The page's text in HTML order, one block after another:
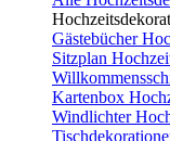
Gästebücher
Sitzplan
Kartenbox
Windlichter